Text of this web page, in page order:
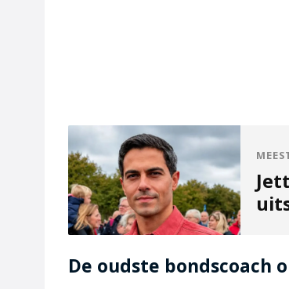
De oudste bondscoach